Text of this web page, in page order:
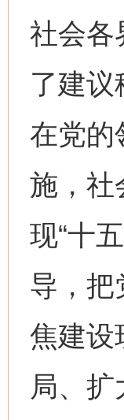
社会各
了建议
在党的
施，社
现“十
导，把
焦建设
局、